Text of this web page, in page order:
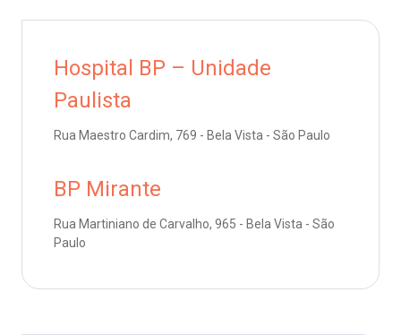
R. Colômbia, 332
CEP: 01438-000 | Jardim Paulista
São Paulo - SP
de órgãos
Hospital BP – Unidade
Paulista
Rua Maestro Cardim, 769 - Bela Vista - São Paulo
BP Mirante
Rua Martiniano de Carvalho, 965 - Bela Vista - São
Paulo